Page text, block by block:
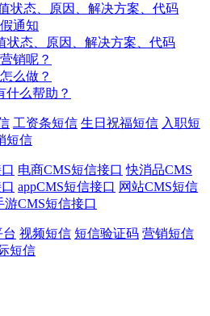
状态、原因、解决方案、代码
通知
状态、原因、解决方案、代码
销呢？
么做？
什么帮助？
工资条短信 生日祝福短信 入职短
短信
电商CMS短信接口 快消品CMS
appCMS短信接口 网站CMS短信
游CMS短信接口
视频短信 短信验证码 营销短信
短信